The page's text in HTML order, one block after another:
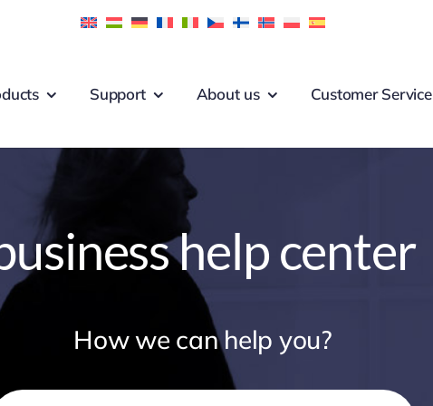
Support About us Customer Service
help center
How we can help you?